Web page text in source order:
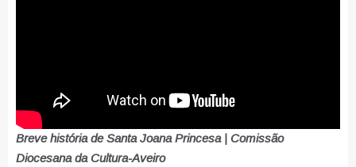
Breve história de Santa Joana Princesa | Comissão
Diocesana da Cultura-Aveiro